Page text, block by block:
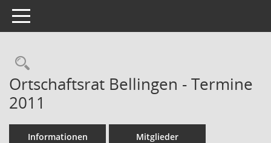
Toggle navigation
Rechercheauswahl
Ortschaftsrat Bellingen - Termine
2011
Informationen Mitglieder